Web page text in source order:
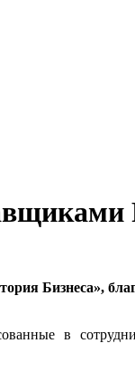
Бизнеса»,
в